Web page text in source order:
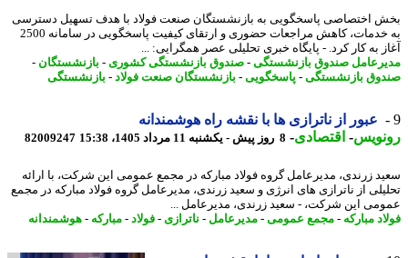
اختصاصی پاسخگویی به بازنشستگان صنعت فولاد با هدف تسهیل دسترسی
به خدمات، کاهش مراجعات حضوری و ارتقای کیفیت پاسخگویی در سامانه 2500
به کار کرد. - پایگاه خبری تحلیلی عصر همگرایی: ...
صندوق بازنشستگی-صندوق بازنشستگی کشوری- بازنشستگان-
بازنشستگی-پاسخگویی-بازنشستگان صنعت فولاد-بازنشستگی
عبور از ناترازی ها با نقشه راه هوشمندانه
-اقتصادی-8 روز پیش - یکشنبه 11 مرداد 1405، 15:38 82009247
زرندی، مدیرعامل گروه فولاد مبارکه در مجمع عمومی این شرکت، با ارائه
از ناترازی های انرژی و سعید زرندی، مدیرعامل گروه فولاد مبارکه در مجمع
این شرکت، - سعید زرندی، مدیرعامل ...
مبارکه- مجمع عمومی-مدیرعامل-ناترازی - فولاد-مبارکه- هوشمندانه